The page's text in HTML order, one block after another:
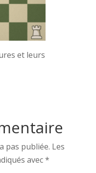
et leurs
pas publiée. Les
avec*